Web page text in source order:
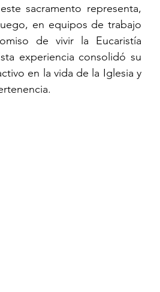
sacramento representa,
en equipos de trabajo
de vivir la Eucaristía
experiencia consolidó su
en la vida de la Iglesia y